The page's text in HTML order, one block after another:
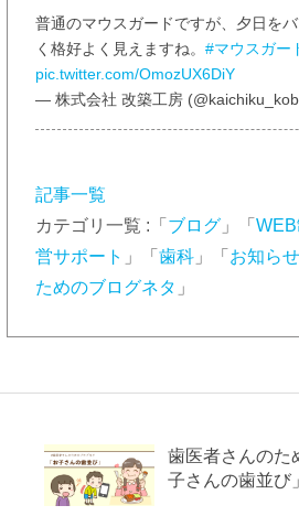
普通のマウスガードですが、夕日を
く格好よく見えますね。#マウスガー
pic.twitter.com/OmozUX6DiY
— 株式会社 改築工房
記事一覧
カテゴリ一覧 :「 ブログ 」「
営サポート 」「歯科 」「 お知らせ
ためのブログネタ 」
歯医者さんのた
子さんの歯並び」